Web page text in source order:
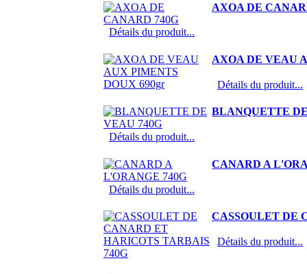
AXOA DE
Détails du produit...
AXOA DE VEAU
Détails du produit...
BLANQUETTE
Détails du produit...
CANARD A
Détails du produit...
CASSOULET DE
Détails du produit...